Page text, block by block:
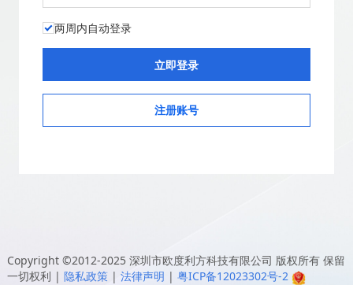
两周内自动登录
注册账号
Copyright ©2012-2025 深圳市欧度利方科技有限公司 版权所有 保留
一切权利 | 隐私政策 | 法律声明 | 粤ICP备12023302号-2